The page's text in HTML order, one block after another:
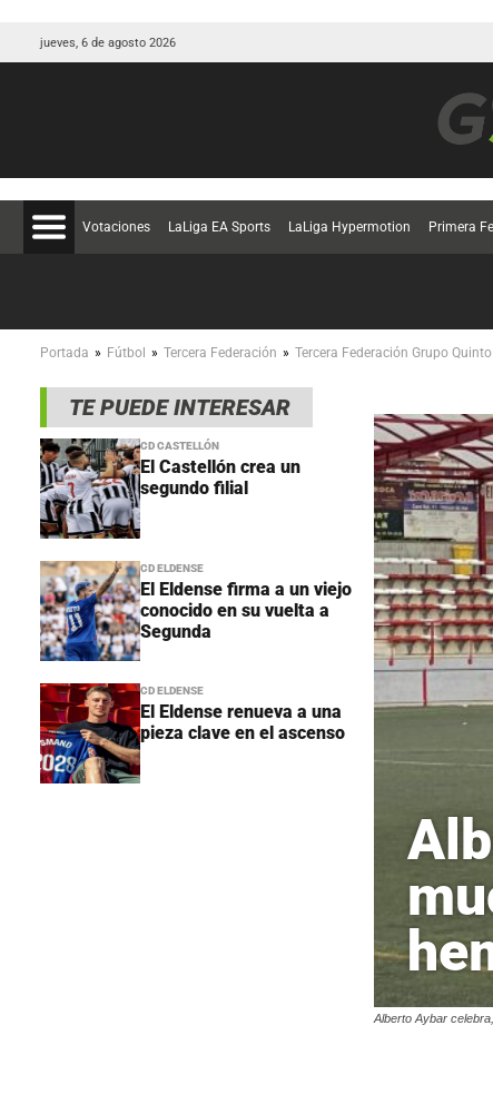
jueves, 6 de agosto 2026
Votaciones LaLiga EA Sports LaLiga Hypermotion Primera
Portada » Fútbol » Tercera Federación » Tercera Federación Grupo Quinto
TE PUEDE INTERESAR
CD CASTELLÓN
El Castellón crea un
segundo filial
CD ELDENSE
El Eldense firma a un viejo
conocido en su vuelta a
Segunda
CD ELDENSE
El Eldense renueva a una
pieza clave en el ascenso
Alberto Aybar